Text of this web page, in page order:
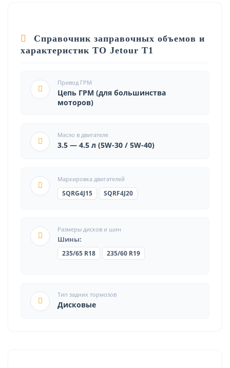
Справочник заправочных объемов и
характеристик ТО Jetour T1
Привод ГРМ
Цепь ГРМ (для большинства
моторов)
Масло в двигателе
3.5 — 4.5 л (5W-30 / 5W-40)
Маркировка двигателей
SQRG4J15
SQRF4J20
Размеры дисков и шин
Шины:
235/65 R18 235/60 R19
Тип задних тормозов
Дисковые